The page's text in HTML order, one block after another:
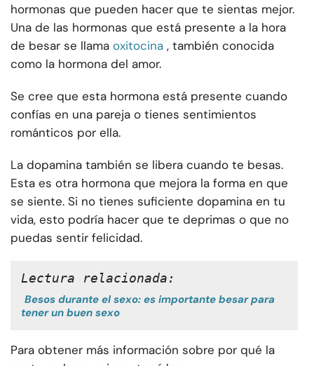
hormonas que pueden hacer que te sientas mejor.
Una de las hormonas que está presente a la hora
de besar se llama oxitocina , también conocida
como la hormona del amor.
Se cree que esta hormona está presente cuando
confías en una pareja o tienes sentimientos
románticos por ella.
La dopamina también se libera cuando te besas.
Esta es otra hormona que mejora la forma en que
se siente. Si no tienes suficiente dopamina en tu
vida, esto podría hacer que te deprimas o que no
puedas sentir felicidad.
Lectura relacionada:
Besos durante el sexo: es importante besar para
tener un buen sexo
Para obtener más información sobre por qué la